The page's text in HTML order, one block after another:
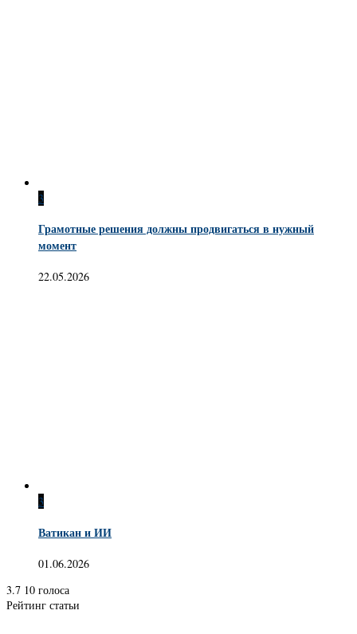
3
Грамотные решения должны продвигаться в нужный
момент
22.05.2026
3
Ватикан и ИИ
01.06.2026
3.7 10 голоса
Рейтинг статьи